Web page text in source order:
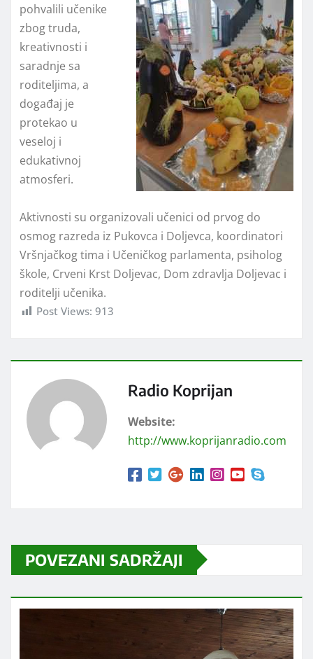
pohvalili učenike
zbog truda,
kreativnosti i
saradnje sa
roditeljima, a
događaj je
protekao u
veseloj i
edukativnoj
atmosferi.
Aktivnosti su organizovali učenici od prvog do
osmog razreda iz Pukovca i Doljevca, koordinatori
Vršnjačkog tima i Učeničkog parlamenta, psiholog
škole, Crveni Krst Doljevac, Dom zdravlja Doljevac i
roditelji učenika.
Post Views: 913
Radio Koprijan
Website:
http://www.koprijanradio.com
POVEZANI SADRŽAJI